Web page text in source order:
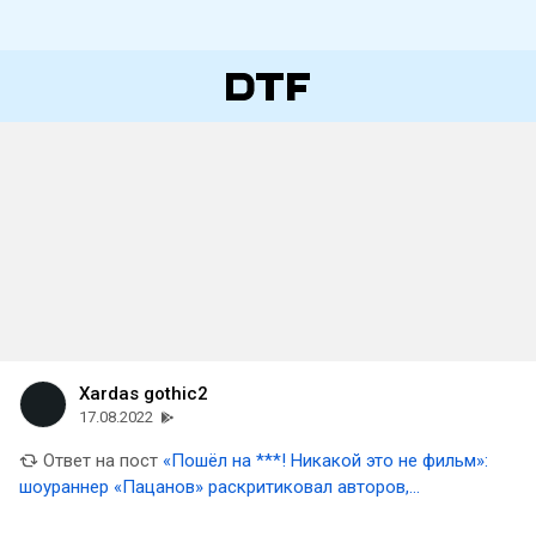
Xardas gothic2
17.08.2022
Ответ на пост «Пошёл на ***! Никакой это не фильм»:
шоураннер «Пацанов» раскритиковал авторов,